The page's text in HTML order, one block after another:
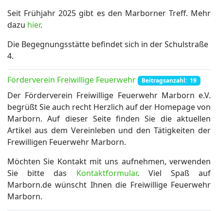
Seit Frühjahr 2025 gibt es den Marborner Treff. Mehr
dazu hier.
Die Begegnungsstätte befindet sich in der Schulstraße
4.
Förderverein Freiwillige Feuerwehr Beitragsanzahl: 19
Der Förderverein Freiwillige Feuerwehr Marborn e.V.
begrüßt Sie auch recht Herzlich auf der Homepage von
Marborn. Auf dieser Seite finden Sie die aktuellen
Artikel aus dem Vereinleben und den Tätigkeiten der
Frewilligen Feuerwehr Marborn.
Möchten Sie Kontakt mit uns aufnehmen, verwenden
Sie bitte das Kontaktformular. Viel Spaß auf
Marborn.de wünscht Ihnen die Freiwillige Feuerwehr
Marborn.